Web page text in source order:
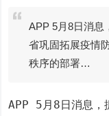
APP 5月8日消息
省巩固拓展疫情
秩序的部署…
APP 5月8日消息，